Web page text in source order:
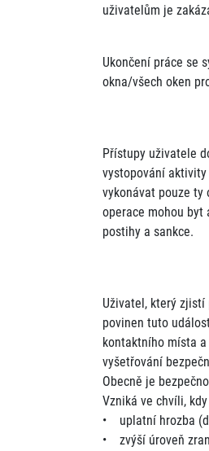
uživatelům je
Ukončení práce se
okna/všech oken
Přístupy uživatele
vystopování aktivity
vykonávat pouze ty
operace mohou byt
postihy a sankce.
Uživatel, který zjistí
povinen tuto
kontaktního místa
vyšetřování
Obecně je
Vzniká ve chvíli,
• uplatní hrozba
• zvýší úroveň